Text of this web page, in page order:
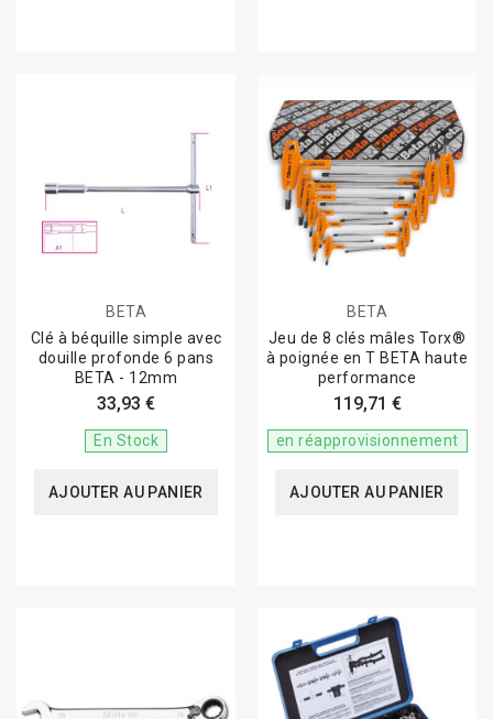
BETA
Clé à béquille simple avec
douille profonde 6 pans
BETA - 12mm
33,93 €
En Stock
AJOUTER AU PANIER
BETA
Jeu de 8 clés mâles Torx®
à poignée en T BETA haute
performance
119,71 €
en réapprovisionnement
AJOUTER AU PANIER